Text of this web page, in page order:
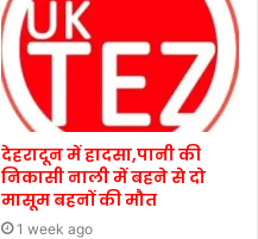
देहरादून में हादसा,पानी की
निकासी नाली में बहने से दो
मासूम बहनों की मौत
1 week ago